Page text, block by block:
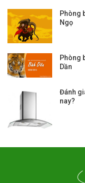
Phòng
Ngọ
Phòng
Dần
Đánh
nay?